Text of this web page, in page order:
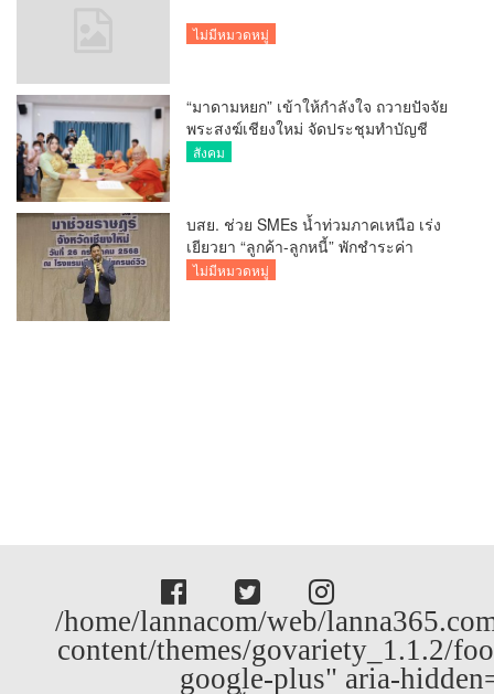
ไม่มีหมวดหมู่
“มาดามหยก” เข้าให้กำลังใจ ถวายปัจจัย
พระสงฆ์เชียงใหม่ จัดประชุมทำบัญชี
รายรับรายจ่ายของวัด กว่า 300 รูป ที่วัด
สังคม
บสย. ช่วย SMEs น้ำท่วมภาคเหนือ เร่ง
เยียวยา “ลูกค้า-ลูกหนี้” พักชำระค่า
ธรรมเนียม-ค่างวด
ไม่มีหมวดหมู่
/home/lannacom/web/
content/themes/govariety_1.1.2/
google-plus" aria-